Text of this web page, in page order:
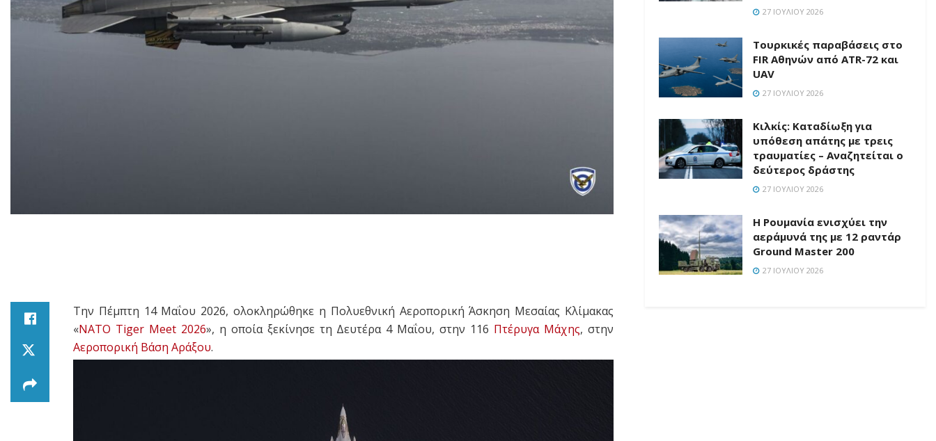
Την Πέμπτη 14 Μαΐου 2026, ολοκληρώθηκε η Πολυεθνική Αεροπορική Άσκηση Μεσαίας Κλίμακας
«NATO Tiger Meet 2026», η οποία ξεκίνησε τη Δευτέρα 4 Μαΐου, στην 116 Πτέρυγα Μάχης, στην
Αεροπορική Βάση Αράξου.
27 ΙΟΥΛΊΟΥ 2026
Τουρκικές παραβάσεις στο
FIR Αθηνών από ATR-72 και
UAV
27 ΙΟΥΛΊΟΥ 2026
Κιλκίς: Καταδίωξη για
υπόθεση απάτης με τρεις
τραυματίες – Αναζητείται ο
δεύτερος δράστης
27 ΙΟΥΛΊΟΥ 2026
Η Ρουμανία ενισχύει την
αεράμυνά της με 12 ραντάρ
Ground Master 200
27 ΙΟΥΛΊΟΥ 2026